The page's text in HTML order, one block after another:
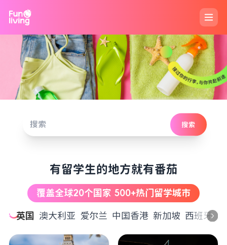
搜索
有留学生的地方就有番茄
覆盖全球20个国家 500+热门留学城市
英国 澳大利亚 爱尔兰 中国香港 新加坡 西班牙